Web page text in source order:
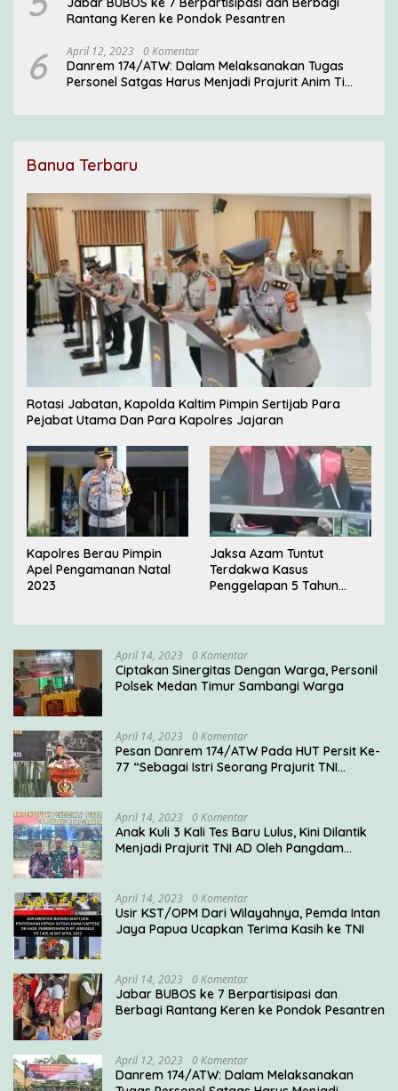
Rantang Keren ke Pondok Pesantren
6 April 12, 2023 0 Komentar
Danrem 174/ATW: Dalam Melaksanakan Tugas
Personel Satgas Harus Menjadi Prajurit Anim Ti
Banua Terbaru
Rotasi Jabatan, Kapolda Kaltim Pimpin Sertijab Para
Pejabat Utama Dan Para Kapolres Jajaran
Kapolres Berau Pimpin
Apel Pengamanan Natal
2023
Jaksa Azam Tuntut
Terdakwa Kasus
Penggelapan 5 Tahun
April 14, 2023 0 Komentar
Ciptakan Sinergitas Dengan Warga, Personil
Polsek Medan Timur Sambangi Warga
April 14, 2023 0 Komentar
Pesan Danrem 174/ATW Pada HUT Persit Ke-
77 “Sebagai Istri Seorang Prajurit TNI
April 14, 2023 0 Komentar
Anak Kuli 3 Kali Tes Baru Lulus, Kini Dilantik
Menjadi Prajurit TNI AD Oleh Pangdam
April 14, 2023 0 Komentar
Usir KST/OPM Dari Wilayahnya, Pemda Intan
Jaya Papua Ucapkan Terima Kasih ke TNI
April 14, 2023 0 Komentar
Jabar BUBOS ke 7 Berpartisipasi dan
Berbagi Rantang Keren ke Pondok Pesantren
April 12, 2023 0 Komentar
Danrem 174/ATW: Dalam Melaksanakan